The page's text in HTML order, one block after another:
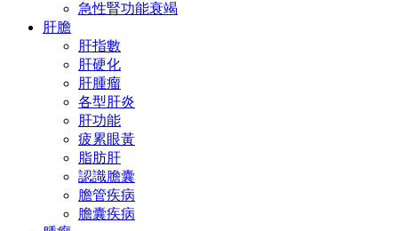
急性腎功能衰竭
肝膽
肝指數
肝硬化
肝腫瘤
各型肝炎
肝功能
疲累眼黃
脂肪肝
認識膽囊
膽管疾病
膽囊疾病